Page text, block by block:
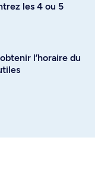
les 4 ou 5
l’horaire du